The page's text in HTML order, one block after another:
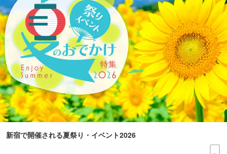
新宿で開催される夏祭り・イベント2026